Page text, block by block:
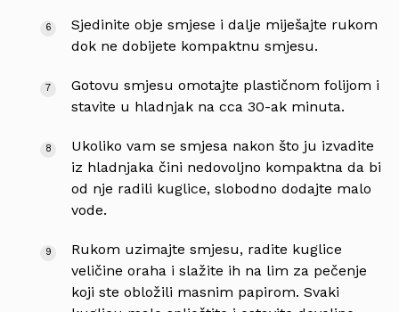
Sjedinite obje smjese i dalje miješajte rukom
dok ne dobijete kompaktnu smjesu.
Gotovu smjesu omotajte plastičnom folijom i
stavite u hladnjak na cca 30-ak minuta.
Ukoliko vam se smjesa nakon što ju izvadite
iz hladnjaka čini nedovoljno kompaktna da bi
od nje radili kuglice, slobodno dodajte malo
vode.
Rukom uzimajte smjesu, radite kuglice
veličine oraha i slažite ih na lim za pečenje
koji ste obložili masnim papirom. Svaki